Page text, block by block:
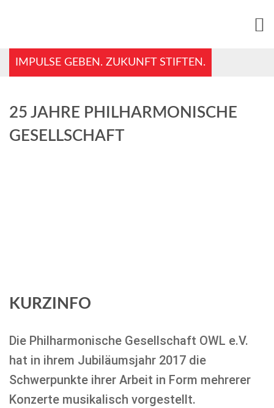
IMPULSE GEBEN. ZUKUNFT STIFTEN.
25 JAHRE PHILHARMONISCHE
GESELLSCHAFT
KURZINFO
Die Philharmonische Gesellschaft OWL e.V.
hat in ihrem Jubiläumsjahr 2017 die
Schwerpunkte ihrer Arbeit in Form mehrerer
Konzerte musikalisch vorgestellt.